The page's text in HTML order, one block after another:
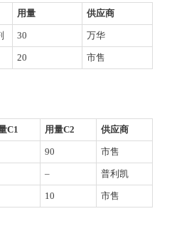
用量 供应商
30 万华
20 市售
C1 用量C2 供应商
90 市售
– 普利凯
10 市售